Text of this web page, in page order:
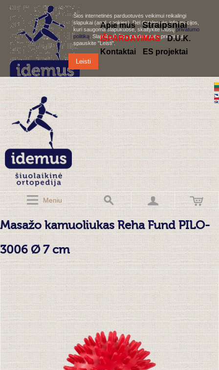
Šios internetinės parduotuvės veikimui reikalingi
slapukai (angl. cookies). Dėl detalesnės informacijos,
kuri saugoma slapukuose, skaitykite mūsųprivatumo
politiką . Slapukų iš šios parduotuvės priėmimui,
spauskite "Leisti".
Leisti
Meniu
Apie mus Straipsniai
IŠPARDAVIMAS
D.U.K.
Kontaktai
ES projektai
Masažo kamuoliukas Reha Fund PILO-
3006 Ø 7 cm